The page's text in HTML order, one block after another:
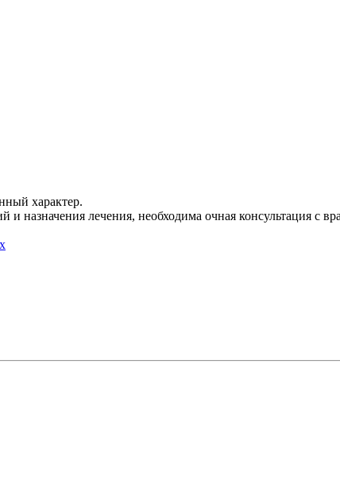
характер.
назначения лечения, необходима очная консультация с